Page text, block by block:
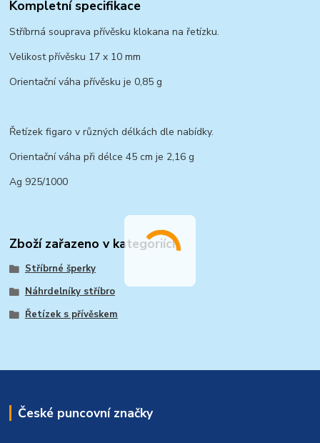
Kompletní specifikace
Stříbrná souprava přívěsku klokana na řetízku.
Velikost přívěsku 17 x 10 mm
Orientační váha přívěsku je 0,85 g
Řetízek figaro v různých délkách dle nabídky.
Orientační váha při délce 45 cm je 2,16 g
Ag 925/1000
Zboží zařazeno v kategoriích
Stříbrné šperky
Náhrdelníky stříbro
Řetízek s přívěskem
České puncovní značky